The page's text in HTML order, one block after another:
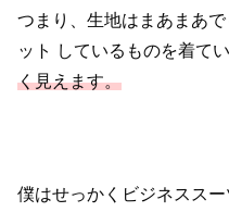
つまり、生地はまあまあ
ット
しているものを着て
く見えます。
僕はせっかくビジネスス